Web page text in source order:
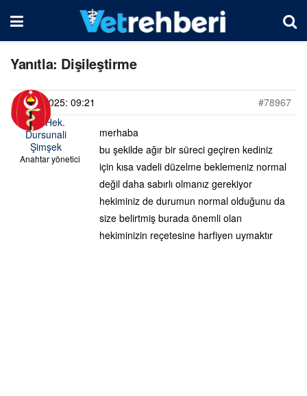
Yanıtla: Dişileştirme
22/04/2025: 09:21
#78967
Vet. Hek.
Dursunali
Şimşek
Anahtar yönetici
merhaba
bu şekilde ağır bir süreci geçiren kediniz
için kısa vadeli düzelme beklemeniz normal
değil daha sabırlı olmanız gerekiyor
hekiminiz de durumun normal olduğunu da
size belirtmiş burada önemli olan
hekiminizin reçetesine harfiyen uymaktır